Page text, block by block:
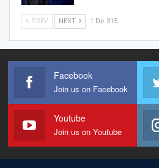
PREV NEXT 1 De 315
Facebook
Join us on Facebook
Youtube
Join us on Youtube